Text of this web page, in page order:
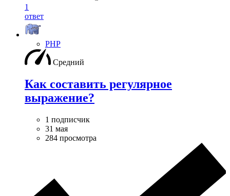
1
ответ
PHP
Средний
Как составить регулярное
выражение?
1 подписчик
31 мая
284 просмотра